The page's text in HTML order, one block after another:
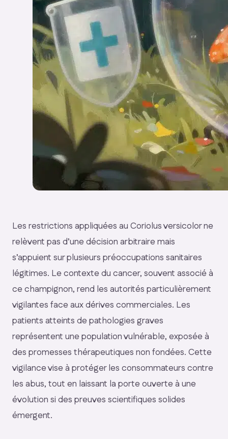
Les restrictions appliquées au Coriolus versicolor ne
relèvent pas d’une décision arbitraire mais
s’appuient sur plusieurs préoccupations sanitaires
légitimes. Le contexte du cancer, souvent associé à
ce champignon, rend les autorités particulièrement
vigilantes face aux dérives commerciales. Les
patients atteints de pathologies graves
représentent une population vulnérable, exposée à
des promesses thérapeutiques non fondées. Cette
vigilance vise à protéger les consommateurs contre
les abus, tout en laissant la porte ouverte à une
évolution si des preuves scientifiques solides
émergent.